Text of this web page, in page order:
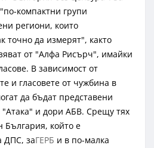
компактни групи
региони, които
точно да измерят", както
от "Алфа Рисърч", имайки
В зависимост от
и гласовете от чужбина в
да бъдат представени
и дори АБВ. Срещу тях
България, който е
ДПС, заГЕРБ и в по-малка